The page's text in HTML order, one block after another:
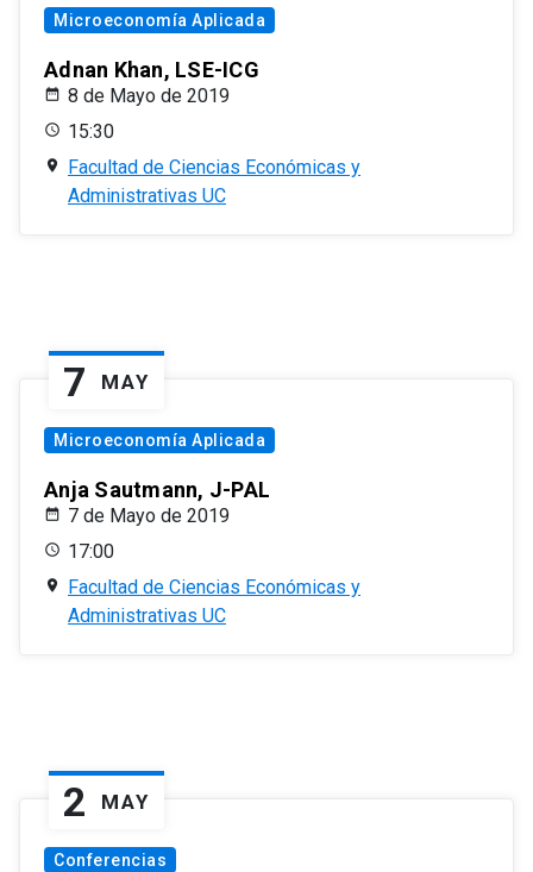
Microeconomía Aplicada
Adnan Khan, LSE-ICG
8 de Mayo de 2019
15:30
Facultad de Ciencias Económicas y
Administrativas UC
7 MAY
Microeconomía Aplicada
Anja Sautmann, J-PAL
7 de Mayo de 2019
17:00
Facultad de Ciencias Económicas y
Administrativas UC
2 MAY
Conferencias